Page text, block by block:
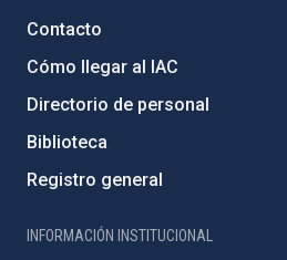
Contacto
Cómo llegar al IAC
Directorio de personal
Biblioteca
Registro general
INFORMACIÓN INSTITUCIONAL